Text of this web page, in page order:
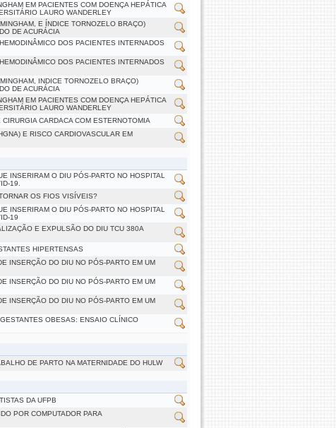
EM PACIENTES COM DOENÇA HEPÁTICA
LAURO WANDERLEY
E ÍNDICE TORNOZELO BRAÇO)
DE ACURÁCIA
DOS PACIENTES INTERNADOS
DOS PACIENTES INTERNADOS
INDICE TORNOZELO BRAÇO)
DE ACURÁCIA
EM PACIENTES COM DOENÇA HEPÁTICA
LAURO WANDERLEY
CARDACA COM ESTERNOTOMIA
E RISCO CARDIOVASCULAR EM
INSERIRAM O DIU PÓS-PARTO NO HOSPITAL
19.
OS FIOS VISÍVEIS?
INSERIRAM O DIU PÓS-PARTO NO HOSPITAL
19
E EXPULSÃO DO DIU TCU 380A
HIPERTENSAS
INSERÇÃO DO DIU NO PÓS-PARTO EM UM
INSERÇÃO DO DIU NO PÓS-PARTO EM UM
INSERÇÃO DO DIU NO PÓS-PARTO EM UM
OBESAS: ENSAIO CLÍNICO
DE PARTO NA MATERNIDADE DO HULW
DA UFPB
POR COMPUTADOR PARA